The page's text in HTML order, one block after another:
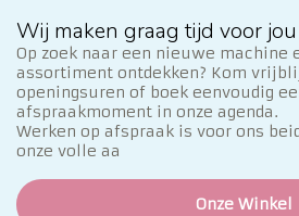
Wij maken graag tijd voor jou
Op zoek naar een nieuwe machine
assortiment ontdekken? Kom
openingsuren of boek eenvoudig
afspraakmoment in onze agenda.
Werken op afspraak is voor ons
onze volle aa
Onze Winkel